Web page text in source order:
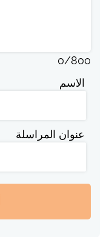
0/800
الاسم
عنوان المراسلة